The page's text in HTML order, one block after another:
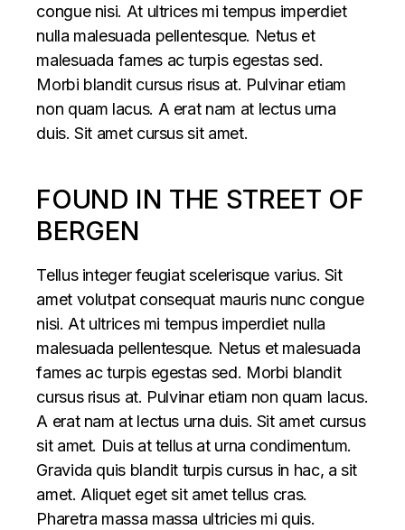
congue nisi. At ultrices mi tempus imperdiet
nulla malesuada pellentesque. Netus et
malesuada fames ac turpis egestas sed.
Morbi blandit cursus risus at. Pulvinar etiam
non quam lacus. A erat nam at lectus urna
duis. Sit amet cursus sit amet.
FOUND IN THE STREET OF
BERGEN
Tellus integer feugiat scelerisque varius. Sit
amet volutpat consequat mauris nunc congue
nisi. At ultrices mi tempus imperdiet nulla
malesuada pellentesque. Netus et malesuada
fames ac turpis egestas sed. Morbi blandit
cursus risus at. Pulvinar etiam non quam lacus.
A erat nam at lectus urna duis. Sit amet cursus
sit amet. Duis at tellus at urna condimentum.
Gravida quis blandit turpis cursus in hac, a sit
amet. Aliquet eget sit amet tellus cras.
Pharetra massa massa ultricies mi quis.